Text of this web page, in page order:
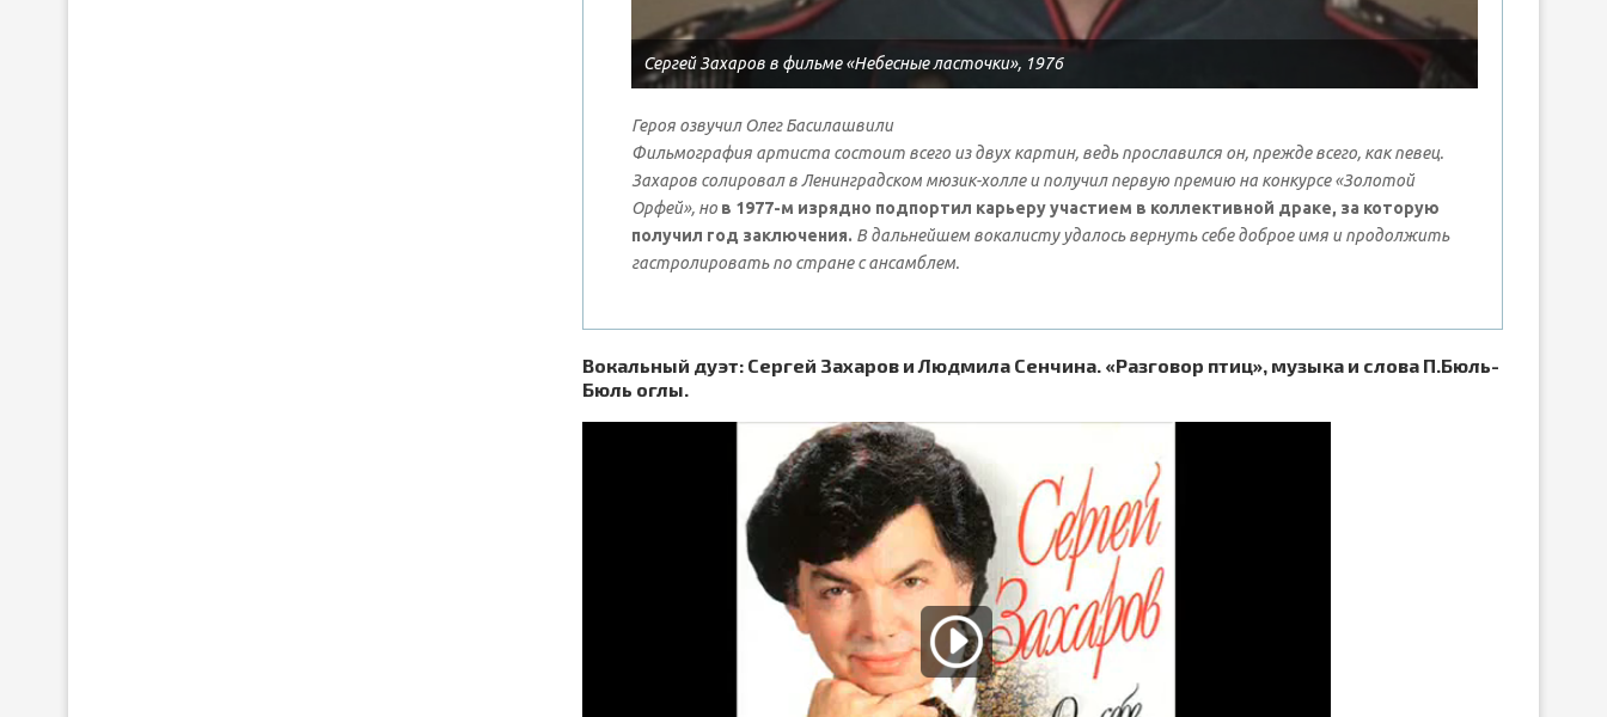
Сергей Захаров в фильме «Небесные ласточки», 1976
Героя озвучил Олег Басилашвили
Фильмография артиста состоит всего из двух картин, ведь прославился он, прежде всего, как певец.
Захаров солировал в Ленинградском мюзик-холле и получил первую премию на конкурсе «Золотой
Орфей», но в 1977-м изрядно подпортил карьеру участием в коллективной драке, за которую
получил год заключения. В дальнейшем вокалисту удалось вернуть себе доброе имя и продолжить
гастролировать по стране с ансамблем.
Вокальный дуэт: Сергей Захаров и Людмила Сенчина. «Разговор птиц», музыка и слова П.Бюль-
Бюль оглы.